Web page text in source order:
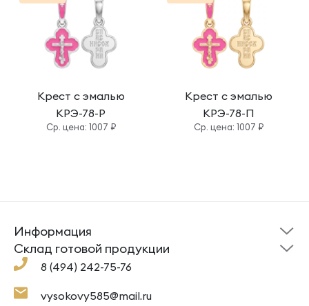
Крест с эмалью
КРЭ-78-Р
Cр. цена: 1007 ₽
Крест с эмалью
КРЭ-78-П
Cр. цена: 1007 ₽
8 (494) 242-75-76
vysokovy585@mail.ru
Информация
Склад готовой
продукции
Под заказ
О компании
Помощь
Cклад готовой продукции
Кресты
Кольца
Подвески
Ложки
Крестильные наборы